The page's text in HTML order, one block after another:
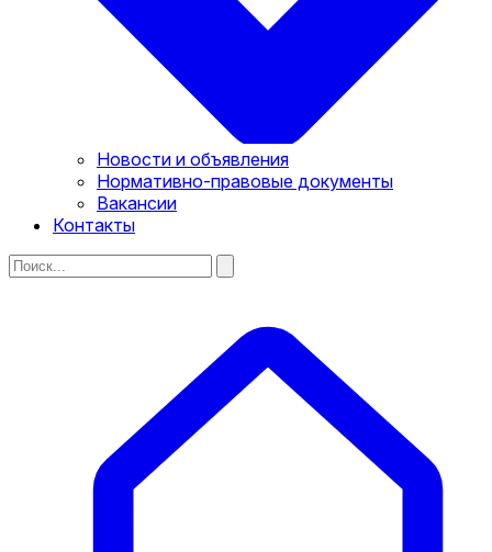
Новости и объявления
Нормативно-правовые документы
Вакансии
Контакты